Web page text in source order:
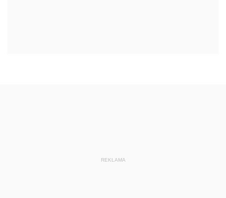
REKLAMA